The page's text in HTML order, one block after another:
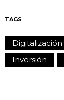
TAGS
Digitalización
Inversión